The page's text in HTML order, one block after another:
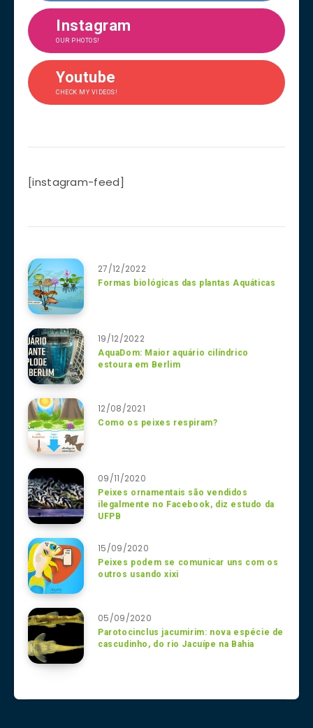
Instagram
OUR PHOTOS!
Youtube
CHECK MY VIDEOS!
[instagram-feed]
27/12/2022
Formas biológicas das plantas Aquáticas
19/12/2022
AquaDom: Maior aquário cilíndrico
estoura em Berlim
12/08/2021
Como os peixes respiram?
09/11/2020
Peixes ornamentais são vendidos
ilegalmente no Facebook, diz estudo da
UFPB
15/09/2020
Peixes podem se comunicar uns com os
outros usando xixi
05/09/2020
Parotocinclus jacumirim: nova espécie de
cascudinho, do rio Jacuípe na Bahia